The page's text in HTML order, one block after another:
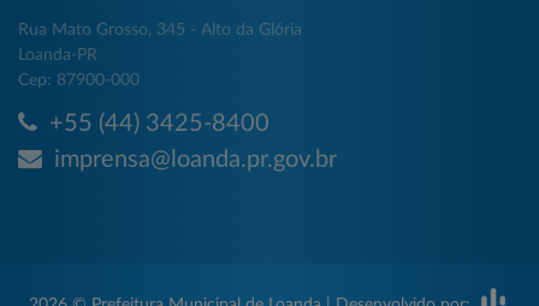
Rua Mato Grosso, 345 - Alto da Glória
Loanda-PR
Cep: 87900-000
+55 (44) 3425-8400
imprensa@loanda.pr.gov.br